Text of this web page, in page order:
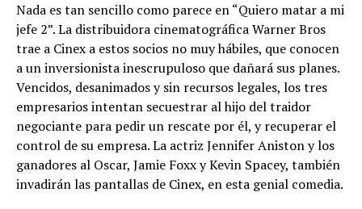
Nada es tan sencillo como parece en “Quiero matar a mi
jefe 2”. La distribuidora cinematográfica Warner Bros
trae a Cinex a estos socios no muy hábiles, que conocen
a un inversionista inescrupuloso que dañará sus planes.
Vencidos, desanimados y sin recursos legales, los tres
empresarios intentan secuestrar al hijo del traidor
negociante para pedir un rescate por él, y recuperar el
control de su empresa. La actriz Jennifer Aniston y los
ganadores al Oscar, Jamie Foxx y Kevin Spacey, también
invadirán las pantallas de Cinex, en esta genial comedia.